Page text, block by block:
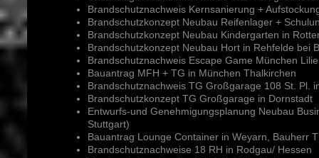
Brandschutznachweis Kernsanierung +
Brandschutzkonzept Neubau Reifenlager +
Brandschutzkonzept Neubau Kindergarten in
Brandschutzkonzept Neubau Hort in Rehfelde bei
Brandschutznachweis Escape Game München
Bauantrag MFH + TG in München Thalkirchen
Brandschutznachweis TG Großgarage 108 St. Pl.
Brandschutzkonzept TG Großgarage in Dornstadt
Entwurfs-und Genehmigungsplanung Neubau
Stuttgart)
Bauantrag Lounge Container in Weyarn, Bauherr
Brandschutznachweise 18 RH in Rodgau/ Hessen